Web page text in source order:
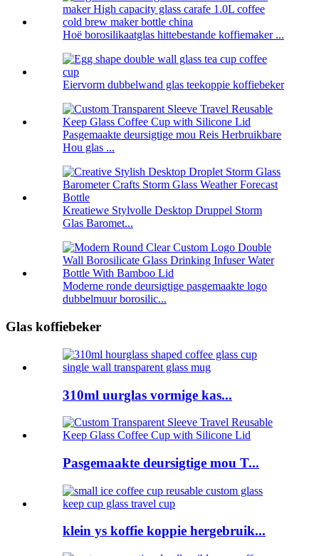
Hoë borosilikaatglas hittebestande koffiemaker ...
Eiervorm dubbelwand glas teekoppie koffiebeker
Pasgemaakte deursigtige mou Reis Herbruikbare
Hou glas ...
Kreatiewe Stylvolle Desktop Druppel Storm
Glas Baromet...
Moderne ronde deursigtige pasgemaakte logo
dubbelmuur borosilic...
Glas koffiebeker
310ml uurglas vormige kas...
Pasgemaakte deursigtige mou T...
klein ys koffie koppie hergebruik...